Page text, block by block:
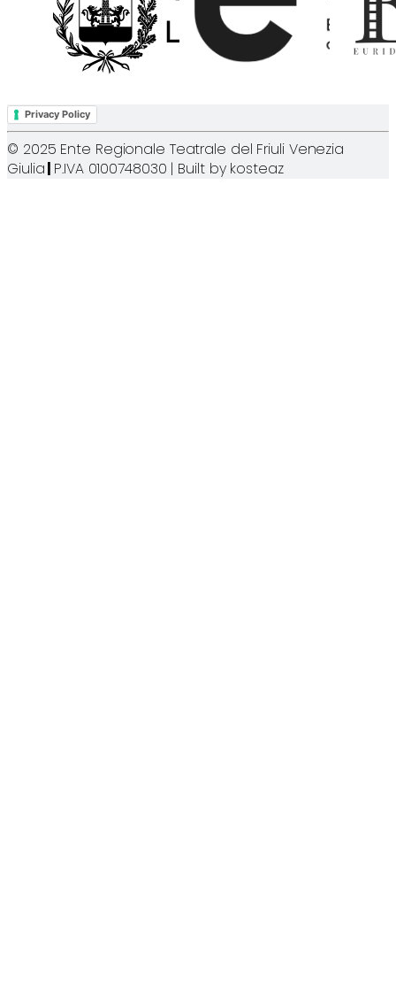
Privacy Policy
© 2025 Ente Regionale Teatrale del Friuli Venezia
Giulia| P.IVA 0100748030 | Built by kosteaz